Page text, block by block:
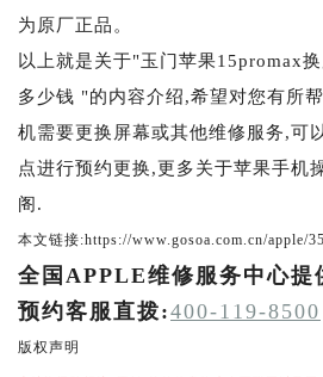
为原厂正品。
以上就是关于"玉门苹果15promax
多少钱 "的内容介绍,希望对您有所
机需要更换屏幕或其他维修服务,可
点进行预约更换,更多关于苹果手机
阁.
本文链接:https://www.gosoa.com.cn/apple/
全国APPLE维修服务中心提
预约客服直拨:400-119-8500
版权声明